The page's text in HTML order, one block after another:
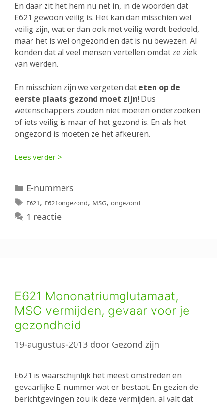
En daar zit het hem nu net in, in de woorden dat
E621 gewoon veilig is. Het kan dan misschien wel
veilig zijn, wat er dan ook met veilig wordt bedoeld,
maar het is wel ongezond en dat is nu bewezen. Al
konden dat al veel mensen vertellen omdat ze ziek
van werden.
En misschien zijn we vergeten dat eten op de
eerste plaats gezond moet zijn! Dus
wetenschappers zouden niet moeten onderzoeken
of iets veilig is maar of het gezond is. En als het
ongezond is moeten ze het afkeuren.
Lees verder >
Categorieën
E-nummers
Tags
E621, E621ongezond, MSG, ongezond
1 reactie
E621 Mononatriumglutamaat,
MSG vermijden, gevaar voor je
gezondheid
19-augustus-2013 door Gezond zijn
E621 is waarschijnlijk het meest omstreden en
gevaarlijke E-nummer wat er bestaat. En gezien de
berichtgevingen zou ik deze vermijden, al valt dat